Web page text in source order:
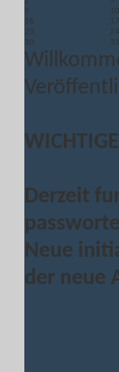
9
10
16
17
23
24
30
31
Derzeit
Neue
der neue